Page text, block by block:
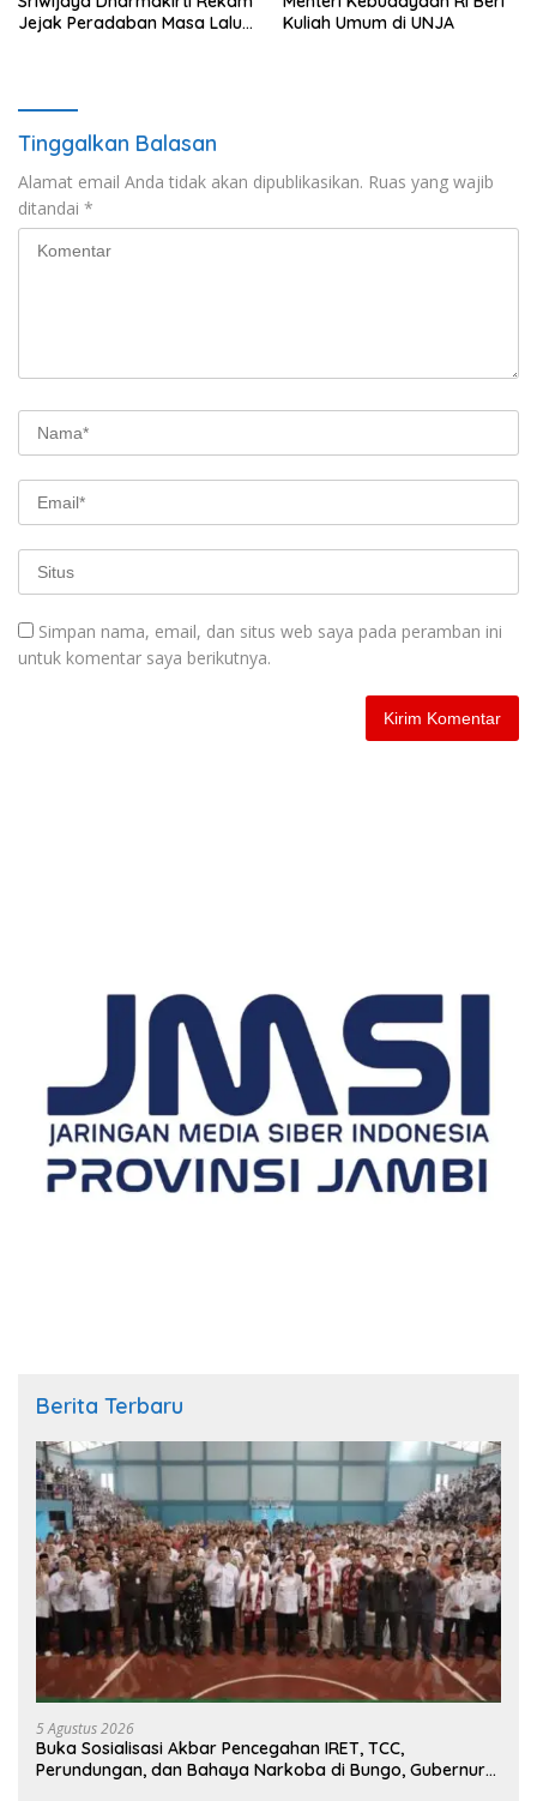
Jejak Peradaban Masa Lalu
Kuliah Umum di UNJA
Tinggalkan Balasan
Alamat email Anda tidak akan dipublikasikan. Ruas yang wajib
ditandai *
Simpan nama, email, dan situs web saya pada peramban ini
untuk komentar saya berikutnya.
Berita Terbaru
5 Agustus 2026
Buka Sosialisasi Akbar Pencegahan IRET, TCC,
Perundungan, dan Bahaya Narkoba di Bungo, Gubernur